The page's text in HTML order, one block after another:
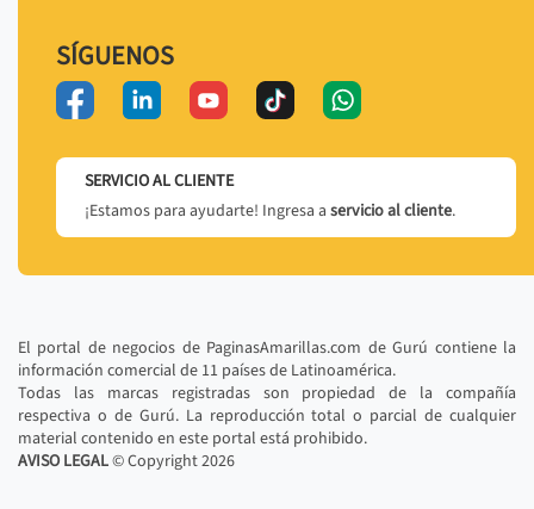
SÍGUENOS
SERVICIO AL CLIENTE
¡Estamos para ayudarte! Ingresa a servicio al cliente.
El portal de negocios de PaginasAmarillas.com de Gurú contiene la
información comercial de 11 países de Latinoamérica.
Todas las marcas registradas son propiedad de la compañía
respectiva o de Gurú. La reproducción total o parcial de cualquier
material contenido en este portal está prohibido.
AVISO LEGAL© Copyright2026